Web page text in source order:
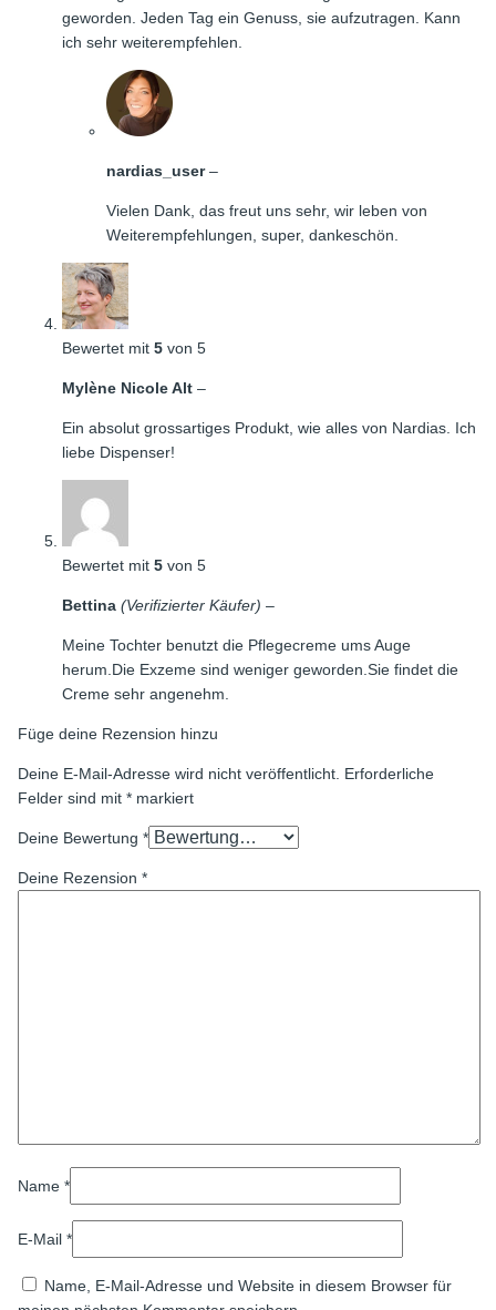
geworden. Jeden Tag ein Genuss, sie aufzutragen. Kann
ich sehr weiterempfehlen.
nardias_user–
Vielen Dank, das freut uns sehr, wir leben von
Weiterempfehlungen, super, dankeschön.
Bewertet mit 5 von 5
Mylène Nicole Alt –
Ein absolut grossartiges Produkt, wie alles von Nardias. Ich
liebe Dispenser!
Bewertet mit 5 von 5
Bettina (Verifizierter Käufer) –
Meine Tochter benutzt die Pflegecreme ums Auge
herum.Die Exzeme sind weniger geworden.Sie findet die
Creme sehr angenehm.
Füge deine Rezension hinzu
Deine E-Mail-Adresse wird nicht veröffentlicht. Erforderliche
Felder sind mit * markiert
Deine Bewertung *
Deine Rezension *
Name *
E-Mail *
Name, E-Mail-Adresse und Website in diesem Browser für